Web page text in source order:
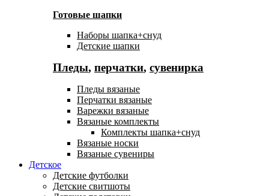
Готовые шапки
Наборы шапка+снуд
Детские шапки
Пледы, перчатки, сувенирка
Пледы вязаные
Перчатки вязаные
Варежки вязаные
Вязаные комплекты
Комплекты шапка+снуд
Вязаные носки
Вязаные сувениры
Детское
Детские футболки
Детские свитшоты